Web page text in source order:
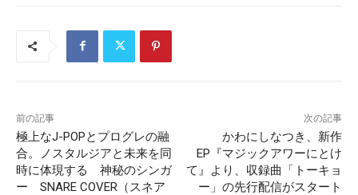
前の記事
極上なJ-POPとプログレの融
合。ノスタルジアと未来を同
時に体現する 神秘のシンガ
ー SNARE COVER（スネア
次の記事
かわにしなつき、新作
EP『マジックアワーにとけ
て』より、収録曲「トーキョ
ー」の先行配信がスタート